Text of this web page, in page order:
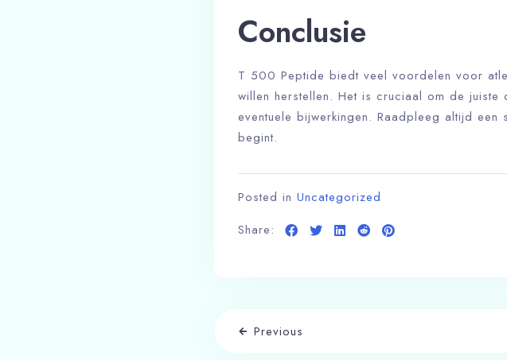
Conclusie
T 500 Peptide biedt veel voordelen voor
willen herstellen. Het is cruciaal om de
eventuele bijwerkingen. Raadpleeg altijd
begint.
Posted in Uncategorized
Share:
Previous